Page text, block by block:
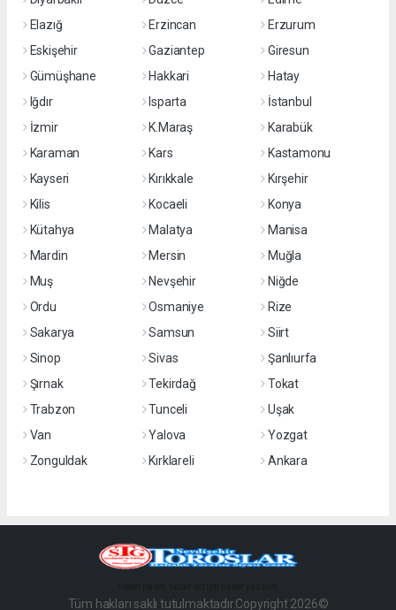
Elazığ
Erzincan
Erzurum
Eskişehir
Gaziantep
Giresun
Gümüşhane
Hakkari
Hatay
Iğdır
Isparta
İstanbul
İzmir
K.Maraş
Karabük
Karaman
Kars
Kastamonu
Kayseri
Kırıkkale
Kırşehir
Kilis
Kocaeli
Konya
Kütahya
Malatya
Manisa
Mardin
Mersin
Muğla
Muş
Nevşehir
Niğde
Ordu
Osmaniye
Rize
Sakarya
Samsun
Siirt
Sinop
Sivas
Şanlıurfa
Şırnak
Tekirdağ
Tokat
Trabzon
Tunceli
Uşak
Van
Yalova
Yozgat
Zonguldak
Kırklareli Ankara
Tüm hakları saklı tutulmaktadır.Copyright 2026©